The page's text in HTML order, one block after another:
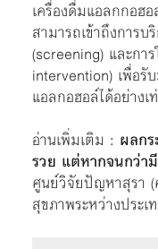
เครื่องดื่มแอลกกอฮ
สามารถเข้าถึงการ
(screening) และก
intervention) เพื่อ
แอลกอฮอล์ได้อย่างเ
อ่านเพิ่มเติม : ผลก
รวย แต่หากจนกว่า
ศูนย์วิจัยปัญหาสุรา
สุขภาพระหว่างประเ